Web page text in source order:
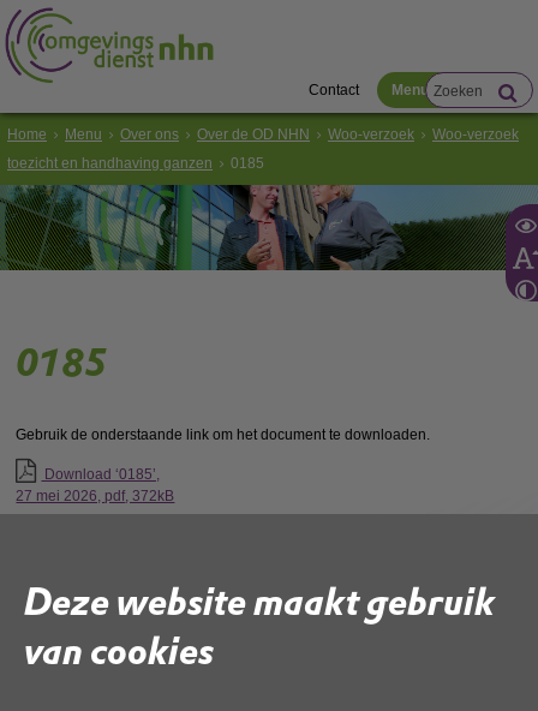
Deze website maakt gebruik
van cookies
Contact Menu
Home Menu Over ons Over de OD NHN Woo-verzoek
Woo-verzoek
toezicht en handhaving ganzen
0185
0185
Gebruik de onderstaande link om het document te downloaden.
Download ‘0185’,
27 mei 2026, pdf, 372kB